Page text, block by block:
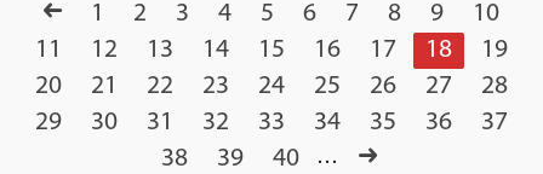
1 2 3 4 5 6 7 8 9
10
11
12 13 14 15 16 17 18
19
20
21 22 23 24 25 26 27
28
29
30 31 32 33 34 35 36
37
38
39 40 …